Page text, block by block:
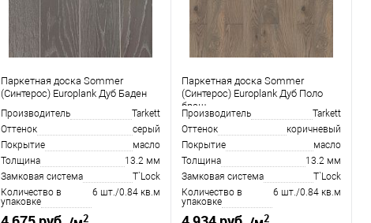
Паркетная доска Sommer
(Синтерос) Europlank Дуб Баден
Производитель
Tarkett
Оттенок
серый
Покрытие
масло
Толщина
13.2 мм
Замковая система
T`Lock
Количество в
упаковке
6 шт./0.84 кв.м
2
Паркетная доска Sommer
(Синтерос) Europlank Дуб Поло
браш
Производитель
Tarkett
Оттенок
коричневый
Покрытие
масло
Толщина
13.2 мм
Замковая система
T`Lock
Количество в
упаковке
6 шт./0.84 кв.м
2